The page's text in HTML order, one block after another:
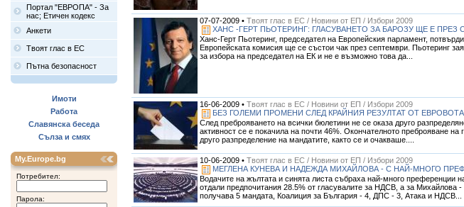
Портал "ЕВРОПА" - За
нас; Етичен кодекс
Анкети
Твоят глас в ЕС
Пътна безопасност
Имоти
Работа
Славянска беседа
Сълза и смях
My.Europe.bg
Потребител:
Парола:
07-07-2009 • Твоят глас в ЕС / Новини от ЕП / Избори 2009
ХАНС -ГЕРТ ПЬОТЕРИНГ: ГЛАСУВАНЕТО ЗА БАРОЗУ ЩЕ Е ПРЕЗ
Ханс-Герт Пьотеринг, председател на Европейския парламент,
Европейската комисия ще се състои чак през септември. Пьотеринг
за избора на председател на ЕК и не е възможно това да...
16-06-2009 • Твоят глас в ЕС / Новини от ЕП / Избори 2009
БЕЗ ГОЛЕМИ ПРОМЕНИ СЛЕД КРАЙНИЯ РЕЗУЛТАТ ОТ
След преброяването на всички бюлетини не се оказа друго
активност се е покачила на почти 46%. Окончателното преброяване
друго разпределение на мандатите, както се и очакваше....
10-06-2009 • Твоят глас в ЕС / Новини от ЕП / Избори 2009
МЕГЛЕНА КУНЕВА И НАДЕЖДА МИХАЙЛОВА - С НАЙ-МНОГО
Водачите на жълтата и синята листа събраха най-много
отдали предпочитания 28.5% от гласувалите за НДСВ, а за
получава 5 мандата, Коалиция за България - 4, ДПС - 3, Атака и НДСВ...